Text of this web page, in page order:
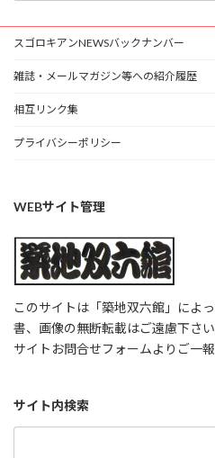
スゴロキアンNEWSバックナンバー
雑誌・メールマガジン等への紹介履歴
相互リンク集
プライバシーポリシー
WEBサイト管理
このサイトは「築地双六館」によ
書、画像の無断転載はご遠慮下さ
サイトお問合せフォームよりご一報
サイト内検索